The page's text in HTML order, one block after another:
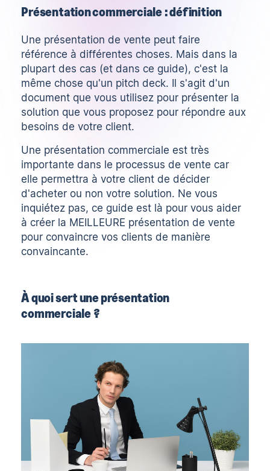
Présentation commerciale : définition
Une présentation de vente peut faire
référence à différentes choses. Mais dans la
plupart des cas (et dans ce guide), c'est la
même chose qu'un pitch deck. Il s'agit d'un
document que vous utilisez pour présenter la
solution que vous proposez pour répondre aux
besoins de votre client.
Une présentation commerciale est très
importante dans le processus de vente car
elle permettra à votre client de décider
d'acheter ou non votre solution. Ne vous
inquiétez pas, ce guide est là pour vous aider
à créer la MEILLEURE présentation de vente
pour convaincre vos clients de manière
convaincante.
À quoi sert une présentation
commerciale ?